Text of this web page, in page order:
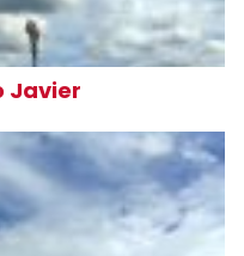
Javier